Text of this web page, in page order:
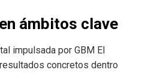
ámbitos clave
impulsada por GBM El
concretos dentro